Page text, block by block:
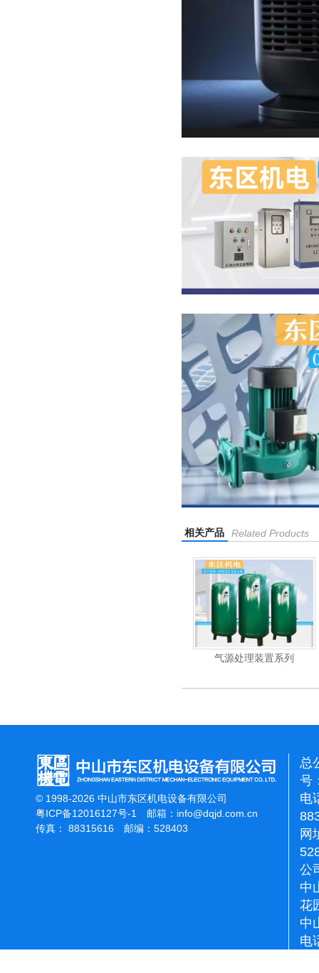
相关产品 Related Products
气源处理装置系列
© 1998-2026 中山市东区机电设备有限公司
粤ICP备12016127号-1
邮箱： info@dqjd.com.cn
传真： 88315616 邮编：528403
总
号
电
网
公
中
花
中
电